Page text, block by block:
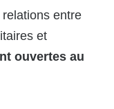
entre
et
ouvertes au